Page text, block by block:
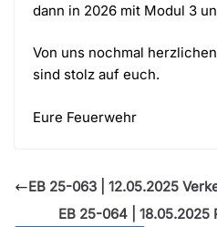
dann in 2026 mit Modul 3
Von uns nochmal
sind stolz auf euch.
Eure Feuerwehr
EB 25-063 | 12.05.2025
EB 25-064 |